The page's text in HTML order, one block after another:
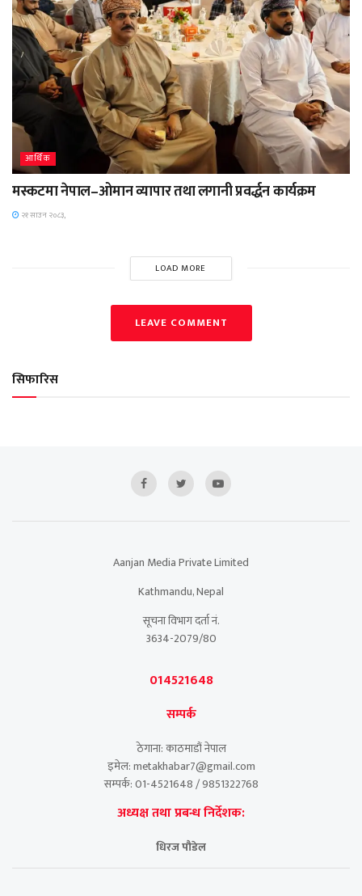
आर्थिक
मस्कटमा नेपाल–ओमान व्यापार तथा लगानी प्रवर्द्धन कार्यक्रम
२१ साउन २०८३,
LOAD MORE
LEAVE COMMENT
सिफारिस
Aanjan Media Private Limited
Kathmandu, Nepal
सूचना विभाग दर्ता नं.
3634-2079/80
014521648
सम्पर्क
ठेगाना: काठमाडौं नेपाल
इमेल: metakhabar7@gmail.com
सम्पर्क: 01-4521648 / 9851322768
अध्यक्ष तथा प्रबन्ध निर्देशक:
धिरज पौडेल